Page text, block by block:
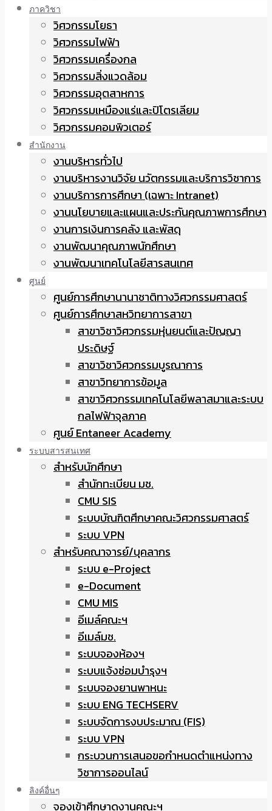
ภาควิชา
วิศวกรรมโยธา
วิศวกรรมไฟฟ้า
วิศวกรรมเครื่องกล
วิศวกรรมสิ่งแวดล้อม
วิศวกรรมอุตสาหการ
วิศวกรรมเหมืองแร่และปิโตรเลียม
วิศวกรรมคอมพิวเตอร์
สำนักงาน
งานบริหารทั่วไป
งานบริหารงานวิจัย นวัตกรรมและบริการวิชาการ
งานบริการการศึกษา (เฉพาะ Intranet)
งานนโยบายและแผนและประกันคุณภาพการศึกษา
งานการเงินการคลัง และพัสดุ
งานพัฒนาคุณภาพนักศึกษา
งานพัฒนาเทคโนโลยีสารสนเทศ
ศูนย์
ศูนย์การศึกษานานาชาติทางวิศวกรรมศาสตร์
ศูนย์การศึกษาสหวิทยาการสาขา
สาขาวิชาวิศวกรรมหุ่นยนต์และปัญญา
ประดิษฐ์
สาขาวิชาวิศวกรรมบูรณาการ
สาขาวิทยาการข้อมูล
สาขาวิศวกรรมเทคโนโลยีพลาสมาและระบบ
กลไฟฟ้าจุลภาค
ศูนย์ Entaneer Academy
ระบบสารสนเทศ
สำหรับนักศึกษา
สำนักทะเบียน มช.
CMU SIS
ระบบบัณฑิตศึกษาคณะวิศวกรรมศาสตร์
ระบบ VPN
สำหรับคณาจารย์/บุคลากร
ระบบ e-Project
e-Document
CMU MIS
อีเมล์คณะฯ
อีเมล์มช.
ระบบจองห้องฯ
ระบบแจ้งซ่อมบำรุงฯ
ระบบจองยานพาหนะ
ระบบ ENG TECHSERV
ระบบจัดการงบประมาณ (FIS)
ระบบ VPN
กระบวนการเสนอขอกำหนดตำแหน่งทาง
วิชาการออนไลน์
ลิงค์อื่นๆ
จองเข้าศึกษาดูงานคณะฯ